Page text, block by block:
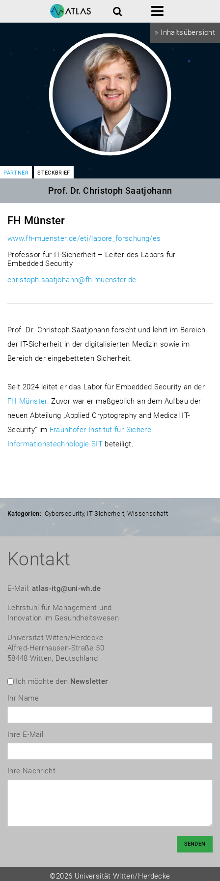
» Inhaltsübersicht
Suche Menü
PARTNER STECKBRIEF
Prof. Dr. Christoph Saatjohann
FH Münster
www.fh-muenster.de/eti/labore_forschung/es
Professor für IT-Sicherheit – Leiter des Labors für
Embedded Security
christoph.saatjohann@fh-muenster.de
Prof. Dr. Christoph Saatjohann forscht und lehrt im Bereich
der IT-Sicherheit in der digitalisierten Medizin sowie im
Bereich der eingebetteten Sicherheit.
Seit 2024 leitet er das Labor für Embedded Security an der
FH Münster. Zuvor war er maßgeblich an dem Aufbau der
neuen Abteilung „Applied Cryptography and Medical IT-
Security“ im Fraunhofer-Institut für Sichere
Informationstechnologie SITbeteiligt.
Kategorien: Cybersecurity, IT-Sicherheit, Wissenschaft
Kontakt
E-Mail: atlas-itg@uni-wh.de
Lehrstuhl für Management und
Innovation im Gesundheitswesen
Universität Witten/Herdecke
Alfred-Herrhausen-Straße 50
58448 Witten, Deutschland
Ich möchte den Newsletter
Ihr Name
Ihre E-Mail
Ihre Nachricht
SENDEN
©2026 Universität Witten/Herdecke